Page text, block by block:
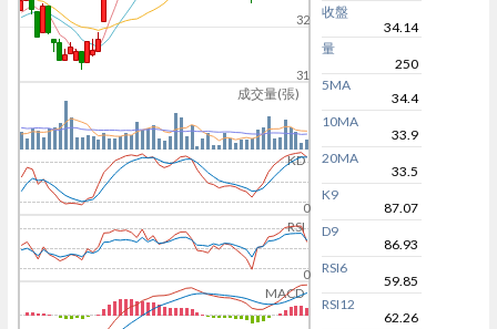
成交量(張)
KD
RSI
MACD
31
32
0
0
收盤
34.14
量
250
5MA
34.4
10MA
33.9
20MA
33.5
K9
87.07
D9
86.93
RSI6
59.85
RSI12
62.26